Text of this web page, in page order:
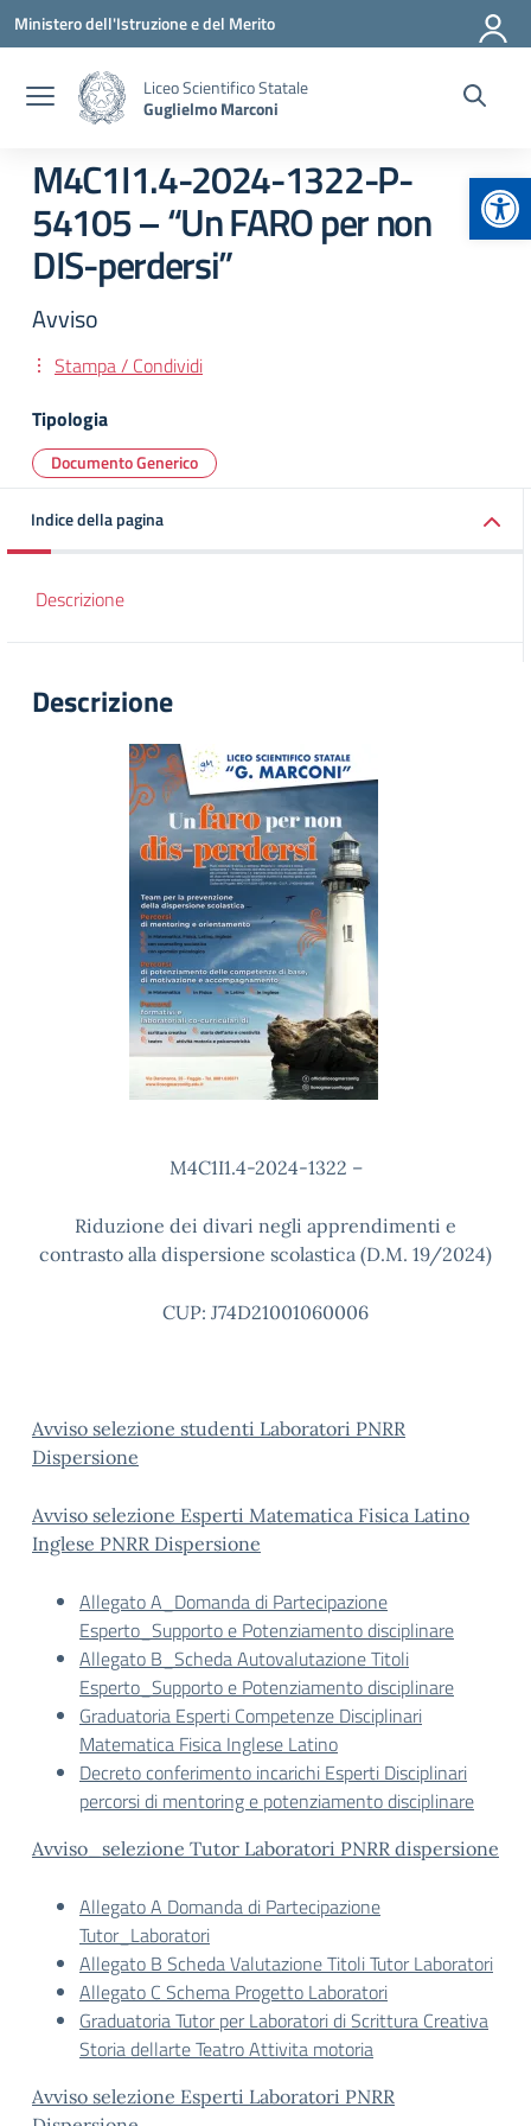
Vai ai contenuti
Vai al menu di navigazione
Vai al footer
Ministero dell'Istruzione e del Merito
Liceo Scientifico Statale
Guglielmo Marconi
M4C1I1.4-2024-1322-P-
54105 – “Un FARO per non
DIS-perdersi”
Avviso
Stampa / Condividi
Tipologia
Documento Generico
Indice della pagina
Descrizione
Descrizione
M4C1I1.4-2024-1322 –
Riduzione dei divari negli apprendimenti e
contrasto alla dispersione scolastica (D.M. 19/2024)
CUP: J74D21001060006
Avviso selezione studenti Laboratori PNRR
Dispersione
Avviso selezione Esperti Matematica Fisica Latino
Inglese PNRR Dispersione
Allegato A_Domanda di Partecipazione
Esperto_Supporto e Potenziamento disciplinare
Allegato B_Scheda Autovalutazione Titoli
Esperto_Supporto e Potenziamento disciplinare
Graduatoria Esperti Competenze Disciplinari
Matematica Fisica Inglese Latino
Decreto conferimento incarichi Esperti Disciplinari
percorsi di mentoring e potenziamento disciplinare
Avviso_selezione Tutor Laboratori PNRR dispersione
Allegato A Domanda di Partecipazione
Tutor_Laboratori
Allegato B Scheda Valutazione Titoli Tutor Laboratori
Allegato C Schema Progetto Laboratori
Graduatoria Tutor per Laboratori di Scrittura Creativa
Storia dellarte Teatro Attivita motoria
Avviso selezione Esperti Laboratori PNRR